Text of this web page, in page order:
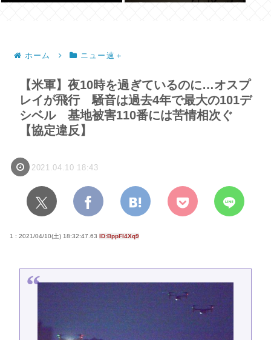
ホーム ニュー速＋
【米軍】夜10時を過ぎているのに…オスプ
レイが飛行 騒音は過去4年で最大の101デ
シベル 基地被害110番には苦情相次ぐ
【協定違反】
2021.04.10 18:43
1 : 2021/04/10(土) 18:32:47.63 ID:BppFI4Xq9